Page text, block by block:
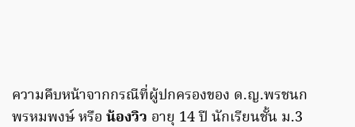
ความคืบหน้าจากกรณีที่ผู้ปกครองของ ด.ญ.พรชนก
พรหมพงษ์ หรือ น้องวิว อายุ 14 ปี นักเรียนชั้น ม.3